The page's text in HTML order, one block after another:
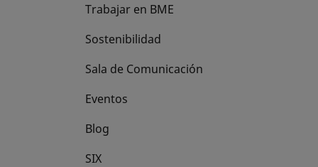
Trabajar en BME
Sostenibilidad
Sala de Comunicación
Eventos
Blog
SIX
se abre en una pestaña nueva